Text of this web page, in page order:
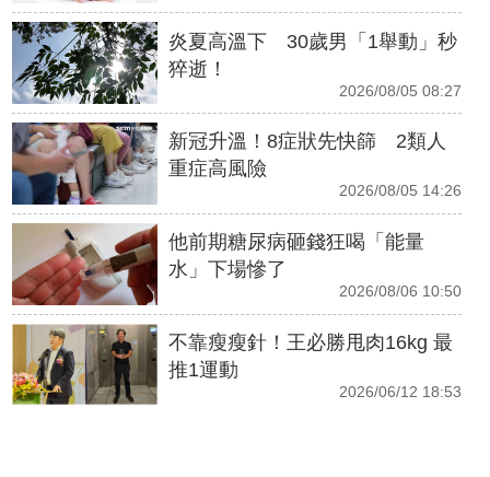
炎夏高溫下 30歲男「1舉動」秒
猝逝！
2026/08/05 08:27
新冠升溫！8症狀先快篩 2類人
重症高風險
2026/08/05 14:26
他前期糖尿病砸錢狂喝「能量
水」下場慘了
2026/08/06 10:50
不靠瘦瘦針！王必勝甩肉16kg 最
推1運動
2026/06/12 18:53